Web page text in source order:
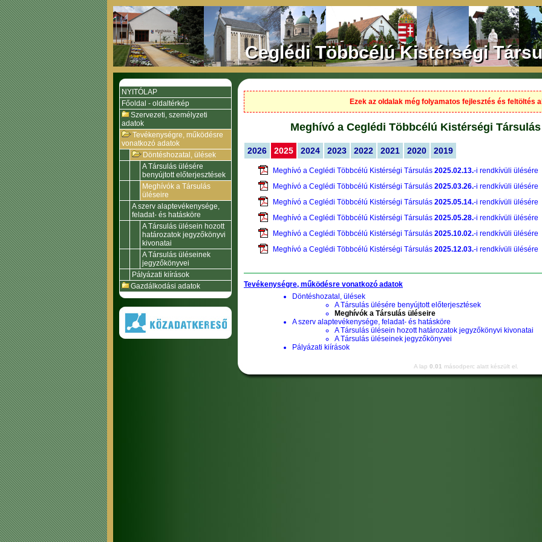
Ceglédi Többcélú Kistérségi
NYITÓLAP
Főoldal - oldaltérkép
Szervezeti, személyzeti
adatok
Tevékenységre, működésre
vonatkozó adatok
Döntéshozatal, ülések
A Társulás ülésére
benyújtott előterjesztések
Meghívók a Társulás
üléseire
A szerv alaptevékenysége,
feladat- és hatásköre
A Társulás ülésein hozott
határozatok jegyzőkönyvi
kivonatai
A Társulás üléseinek
jegyzőkönyvei
Pályázati kiírások
Gazdálkodási adatok
Ezek az oldalak még folyamatos fejlesztés és feltöltés
Meghívó a Ceglédi Többcélú Kistérségi
2026 2025 2024 2023 2022 2021 2020 2019
Meghívó a Ceglédi Többcélú Kistérségi Társulás 2025.02.13.-i rendkívüli ülésére
Meghívó a Ceglédi Többcélú Kistérségi Társulás 2025.03.26.-i rendkívüli ülésére
Meghívó a Ceglédi Többcélú Kistérségi Társulás 2025.05.14.-i rendkívüli ülésére
Meghívó a Ceglédi Többcélú Kistérségi Társulás 2025.05.28.-i rendkívüli ülésére
Meghívó a Ceglédi Többcélú Kistérségi Társulás 2025.10.02.-i rendkívüli ülésére
Meghívó a Ceglédi Többcélú Kistérségi Társulás 2025.12.03.-i rendkívüli ülésére
Tevékenységre, működésre vonatkozó adatok
Döntéshozatal, ülések
A Társulás ülésére benyújtott előterjesztések
Meghívók a Társulás üléseire
A szerv alaptevékenysége, feladat- és hatásköre
A Társulás ülésein hozott határozatok jegyzőkönyvi kivonatai
A Társulás üléseinek jegyzőkönyvei
Pályázati kiírások
A lap 0.01 másodperc alatt készült el.